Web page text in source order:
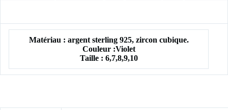
Matériau : argent sterling 925, zircon cubique.
Couleur :Violet
Taille : 6,7,8,9,10